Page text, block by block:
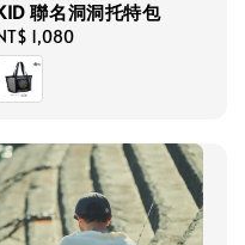
聯名洞洞托特包
1,080